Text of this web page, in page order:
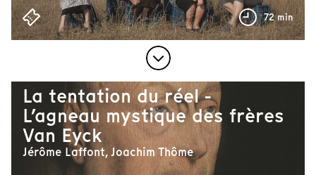
72 min
La tentation du réel -
L’agneau mystique des frères
Van Eyck
Jérôme Laffont, Joachim Thôme